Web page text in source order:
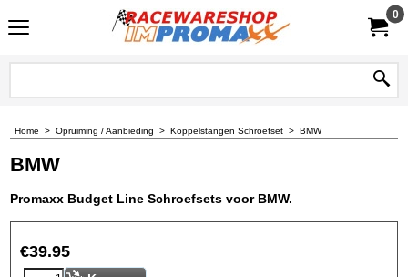
0
Home > Opruiming / Aanbieding > Koppelstangen Schroefset > BMW
BMW
Promaxx Budget Line Schroefsets voor BMW.
€39.95